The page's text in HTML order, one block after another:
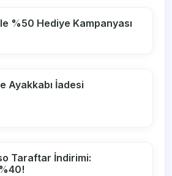
%50 Hediye Kampanyası
Ayakkabı İadesi
Taraftar İndirimi: